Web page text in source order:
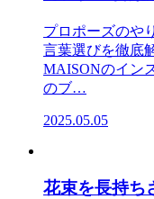
プロポーズのや
言葉選びを徹底
MAISONのイン
のブ…
2025.05.05
花束を長持ち